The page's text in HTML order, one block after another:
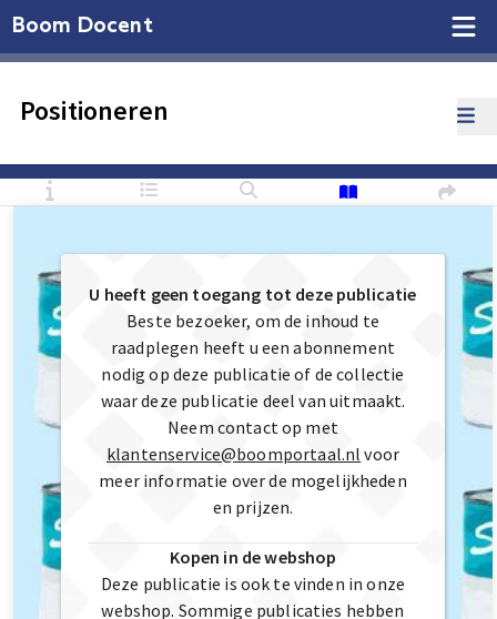
Boom Docent
Positioneren
U heeft geen toegang tot deze publicatie
Beste bezoeker, om de inhoud te
raadplegen heeft u een abonnement
nodig op deze publicatie of de collectie
waar deze publicatie deel van uitmaakt.
Neem contact op met
klantenservice@boomportaal.nl voor
meer informatie over de mogelijkheden
en prijzen.
Kopen in de webshop
Deze publicatie is ook te vinden in onze
webshop. Sommige publicaties hebben